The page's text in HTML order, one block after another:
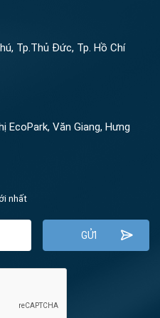
Tp.Thủ Đức, Tp. Hồ Chí
EcoPark, Văn Giang, Hưng
nhất